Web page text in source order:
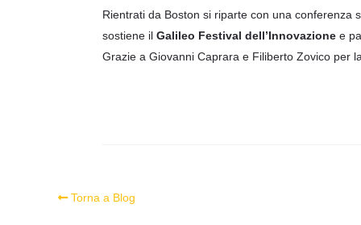
Rientrati da Boston si riparte con una
sostiene il Galileo Festival dell’Innovazione e
Grazie a Giovanni Caprara e Filiberto Zovico per
Torna a Blog